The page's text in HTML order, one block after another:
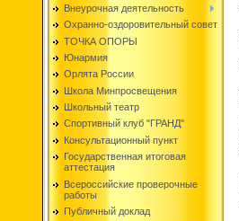
Внеурочная деятельность
Охранно-оздоровительный совет
ТОЧКА ОПОРЫ
Юнармия
Орлята России
Школа Минпросвещения
Школьный театр
Спортивный клуб "ГРАНД"
Консультационный пункт
Государственная итоговая
аттестация
Всероссийские проверочные
работы
Публичный доклад